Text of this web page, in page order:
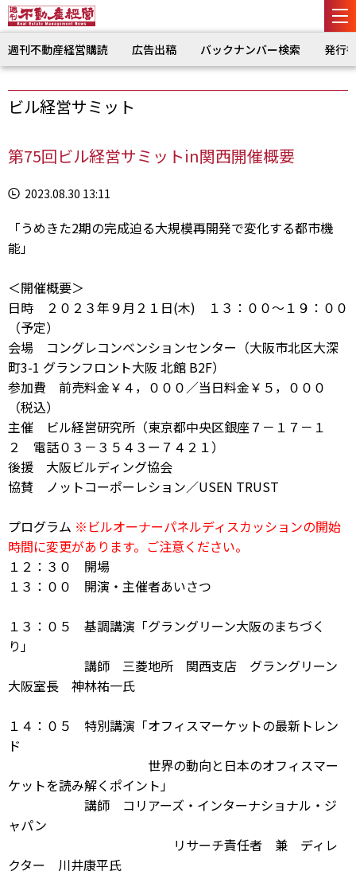
週刊不動産経営購読 広告出稿 バックナンバー検索 発行
ビル経営サミット
第75回ビル経営サミットin関西開催概要
2023.08.30 13:11
「うめきた2期の完成迫る大規模再開発で変化する都市機
能」
＜開催概要＞
日時 ２０２３年９月２１日(木) １３：００～１９：００
（予定）
会場 コングレコンベンションセンター（大阪市北区大深
町3-1 グランフロント大阪 北館 B2F）
参加費 前売料金￥４，０００／当日料金￥５，０００
（税込）
主催 ビル経営研究所（東京都中央区銀座７－１７－１
２ 電話０３－３５４３ー７４２１）
後援 大阪ビルディング協会
協賛 ノットコーポーレション／USEN TRUST
プログラム ※ビルオーナーパネルディスカッションの開始
時間に変更があります。ご注意ください。
１２：３０ 開場
１３：００ 開演・主催者あいさつ
１３：０５ 基調講演「グラングリーン大阪のまちづく
り」
講師 三菱地所 関西支店 グラングリーン
大阪室長 神林祐一氏
１４：０５ 特別講演「オフィスマーケットの最新トレン
ド
世界の動向と日本のオフィスマー
ケットを読み解くポイント」
講師 コリアーズ・インターナショナル・ジ
ャパン
リサーチ責任者 兼 ディレ
クター 川井康平氏